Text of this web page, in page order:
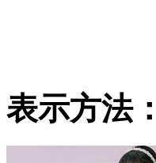
表示方法：